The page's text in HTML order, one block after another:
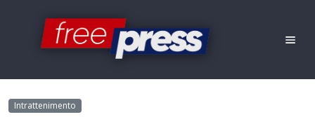
Intrattenimento